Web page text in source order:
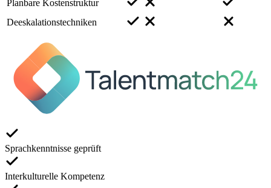
Planbare Kostenstruktur
Deeskalationstechniken
Sprachkenntnisse geprüft
Interkulturelle Kompetenz